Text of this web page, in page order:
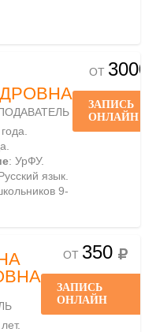
: УрФУ.
язык.
9-
ОТ 3000
ЗАПИСЬ
ОНЛАЙН
ОТ 350
ЗАПИСЬ
ОНЛАЙН